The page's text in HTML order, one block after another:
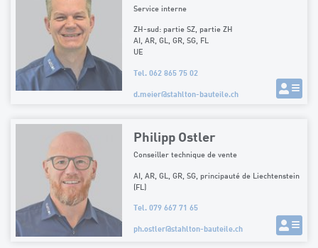
Service interne
ZH-sud: partie SZ, partie ZH
AI, AR, GL, GR, SG, FL
UE
Tel. 062 865 75 02
d.meier@stahlton-bauteile.ch
Philipp Ostler
Conseiller technique de vente
AI, AR, GL, GR, SG, principauté de Liechtenstein
(FL)
Tel. 079 667 71 65
ph.ostler@stahlton-bauteile.ch